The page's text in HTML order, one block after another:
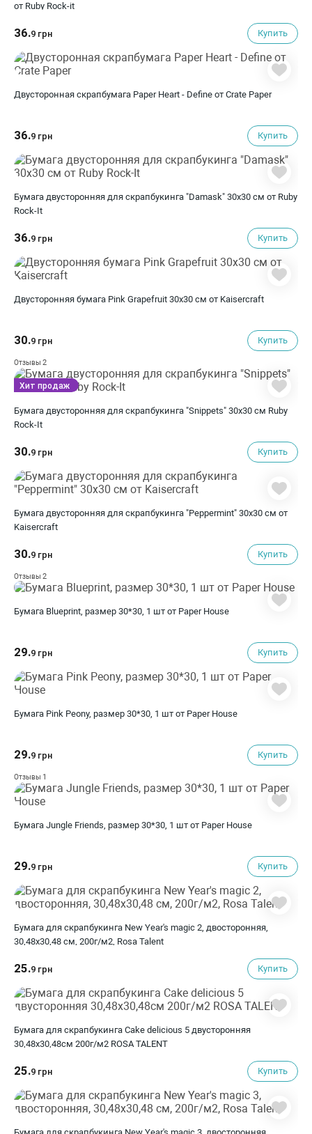
от Ruby Rock-it
36.9 грн Купить
Двусторонная скрапбумага Paper Heart - Define от Crate Paper
36.9 грн Купить
Бумага двусторонняя для скрапбукинга "Damask" 30х30 см от Ruby
Rock-It
36.9 грн Купить
Двусторонняя бумага Pink Grapefruit 30х30 см от Kaisercraft
30.9 грн Купить
Отзывы 2
Бумага двусторонняя для скрапбукинга "Snippets" 30х30 см Ruby
Rock-It
30.9 грн Купить
Хит продаж
Бумага двусторонняя для скрапбукинга "Peppermint" 30х30 см от
Kaisercraft
30.9 грн Купить
Отзывы 2
Бумага Blueprint, размер 30*30, 1 шт от Paper House
29.9 грн Купить
Бумага Pink Peony, размер 30*30, 1 шт от Paper House
29.9 грн Купить
Отзывы 1
Бумага Jungle Friends, размер 30*30, 1 шт от Paper House
29.9 грн Купить
Бумага для скрапбукинга New Year's magic 2, двосторонняя,
30,48х30,48 см, 200г/м2, Rosa Talent
25.9 грн Купить
Бумага для скрапбукинга Cake delicious 5 двусторонняя
30,48х30,48см 200г/м2 ROSA TALENT
25.9 грн Купить